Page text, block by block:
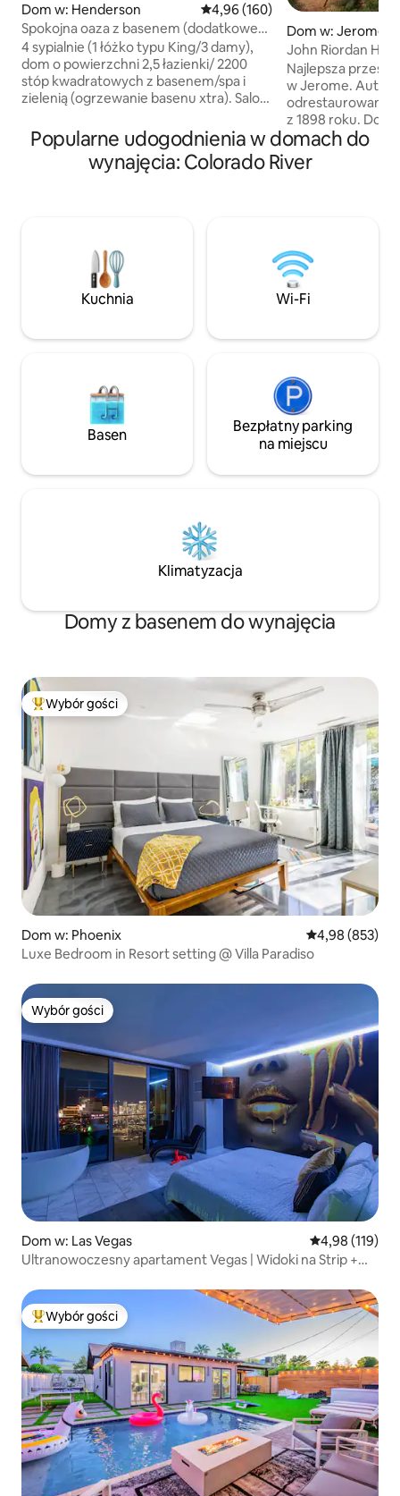
Dom w: Henderson Średnia ocena: 4,96 na 5, liczba
4,96 (160)
Spokojna oaza z basenem (dodatkowe
ogrzewanie) Spa/mini golf.
4 sypialnie (1 łóżko typu King/3 damy),
dom o powierzchni 2,5 łazienki/ 2200
stóp kwadratowych z basenem/spa i
zielenią (ogrzewanie basenu xtra). Salon
z 60-calowym inteligentnym
telewizorem, piękny podgrzewany
basen i relaksujące spa. Waterfall, &
leżaki na świeżo wyłożonym tarasie
basenu, stół na zewnątrz z miejscem do
siedzenia/ salonu na zadaszonym
tarasie. Więcej informacji znajdziesz w
Dom w: Jerome
John Riordan
roku Wolne przez
Najlepsza
w Jerome.
odrestaurowany
z 1898 roku. Dom był zakopany w błocie
od 1953 roku do czasu
zmartwychwstania
Johna Riordana
1500 metrów i
o powierzchni
kwadratowych, z
fantastyczny
95 stopni dzieli
Popularne udogodnienia w domach do
wynajęcia: Colorado River
Kuchnia Wi-Fi
Basen
Bezpłatny parking
na miejscu
Klimatyzacja
Domy z basenem do wynajęcia
Najpopularniejsze z kategorii Wybór gości
Wybór gości
Dom w: Phoenix Średnia
4,98 (853)
Luxe Bedroom in Resort setting @ Villa Paradiso
Wybór gości
Wybór gości
Dom w: Las Vegas Średnia
4,98 (119)
Ultranowoczesny apartament Vegas | Widoki na Strip +
Najpopularniejsze z kategorii Wybór gości
Wybór gości